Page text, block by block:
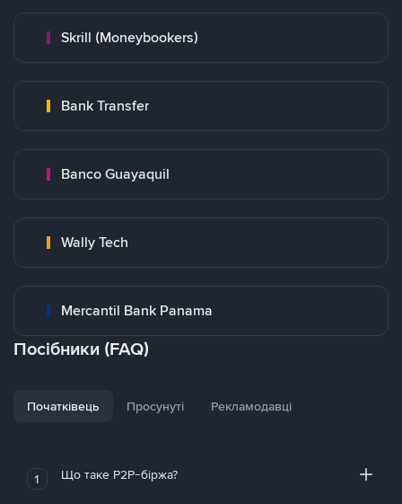
Skrill (Moneybookers)
Bank Transfer
Banco Guayaquil
Wally Tech
Mercantil Bank Panama
Посібники (FAQ)
Початківець Просунуті Рекламодавці
1 Що таке P2P-біржа?